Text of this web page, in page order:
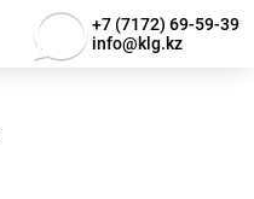
+7 (7172) 69-59-39
info@klg.kz